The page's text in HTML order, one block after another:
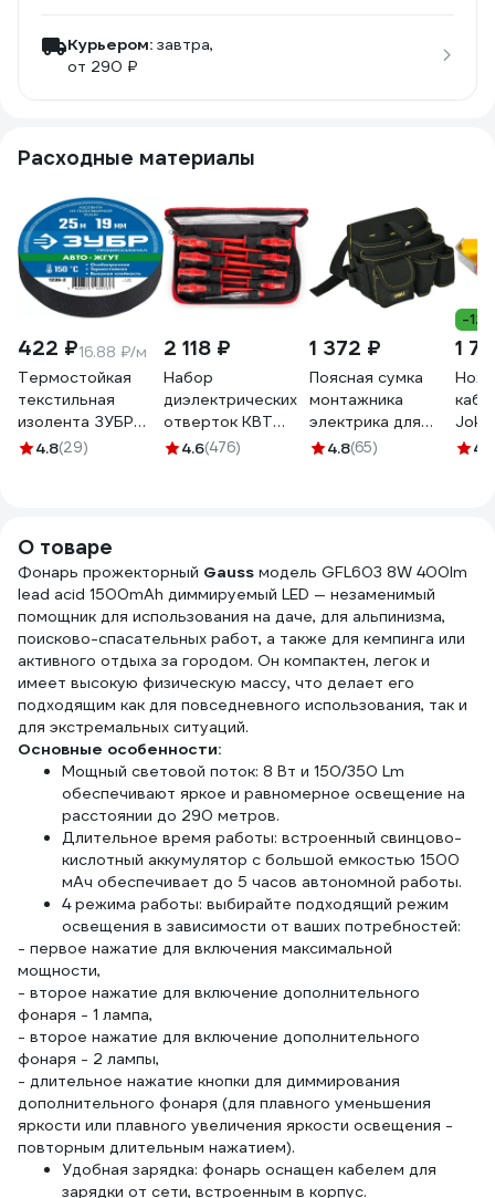
Курьером: завтра,
от 290 ₽
Расходные материалы
422 ₽16.88 ₽/м
Термостойкая
текстильная
изолента ЗУБР
Авто-Жгут 19 мм х
4.8(29)
2 118 ₽
Набор
диэлектрических
отверток КВТ
Профи НИО-09
4.6(476)
1 372 ₽
Поясная сумка
монтажника
электрика для
инструмента с
EVA) DELI 111150
4.8(65)
-12%
1
Нож
4.6
О товаре
Фонарь прожекторный Gauss модель GFL603 8W 400lm
lead acid 1500mAh диммируемый LED — незаменимый
помощник для использования на даче, для альпинизма,
поисково-спасательных работ, а также для кемпинга или
активного отдыха за городом. Он компактен, легок и
имеет высокую физическую массу, что делает его
подходящим как для повседневного использования, так и
для экстремальных ситуаций.
Основные особенности:
Мощный световой поток: 8 Вт и 150/350 Lm
обеспечивают яркое и равномерное освещение на
расстоянии до 290 метров.
Длительное время работы: встроенный свинцово-
кислотный аккумулятор с большой емкостью 1500
мАч обеспечивает до 5 часов автономной работы.
4 режима работы: выбирайте подходящий режим
освещения в зависимости от ваших потребностей:
- первое нажатие для включения максимальной
мощности,
- второе нажатие для включение дополнительного
фонаря - 1 лампа,
- второе нажатие для включение дополнительного
фонаря - 2 лампы,
- длительное нажатие кнопки для диммирования
дополнительного фонаря (для плавного уменьшения
яркости или плавного увеличения яркости освещения -
повторным длительным нажатием).
Удобная зарядка: фонарь оснащен кабелем для
зарядки от сети, встроенным в корпус.